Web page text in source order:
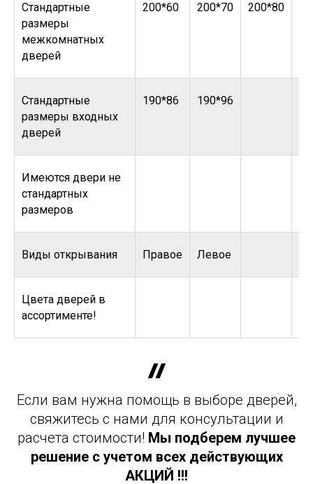
Стандартные
размеры
межкомнатных
дверей
200*60 200*70 200*80
Стандартные
размеры входных
дверей
190*86 190*96
Имеются двери не
стандартных
размеров
Виды открывания Правое Левое
Цвета дверей в
ассортименте!
Если вам нужна помощь в выборе дверей,
свяжитесь с нами для консультации и
расчета стоимости! Мы подберем лучшее
решение с учетом всех действующих
АКЦИЙ !!!